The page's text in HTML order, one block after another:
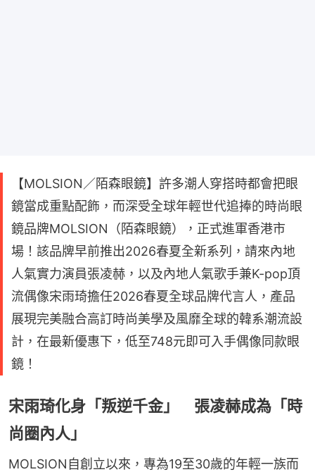
【MOLSION／陌森眼鏡】許多潮人穿搭時都會把眼
鏡當成重點配飾，而深受全球年輕世代追捧的時尚眼
鏡品牌MOLSION（陌森眼鏡），正式進軍香港市
場！該品牌早前推出2026春夏全新系列，請來內地
人氣實力演員張凌赫，以及內地人氣歌手兼K-pop頂
流偶像宋雨琦擔任2026春夏全球品牌代言人，產品
展現完美融合高訂時尚美學及風靡全球的韓系潮流設
計，在最新優惠下，低至748元即可入手偶像同款眼
鏡！
宋雨琦化身「叛逆千金」 張凌赫成為「時
尚圈內人」
MOLSION自創立以來，專為19至30歲的年輕一族而